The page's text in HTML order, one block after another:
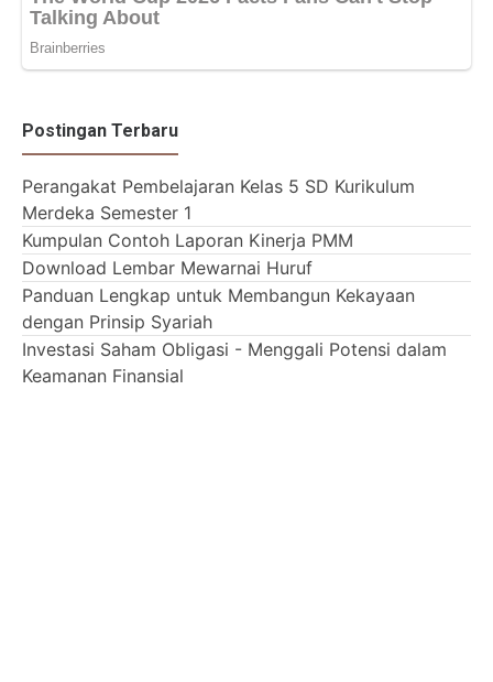
Postingan Terbaru
Perangakat Pembelajaran Kelas 5 SD Kurikulum
Merdeka Semester 1
Kumpulan Contoh Laporan Kinerja PMM
Download Lembar Mewarnai Huruf
Panduan Lengkap untuk Membangun Kekayaan
dengan Prinsip Syariah
Investasi Saham Obligasi - Menggali Potensi dalam
Keamanan Finansial